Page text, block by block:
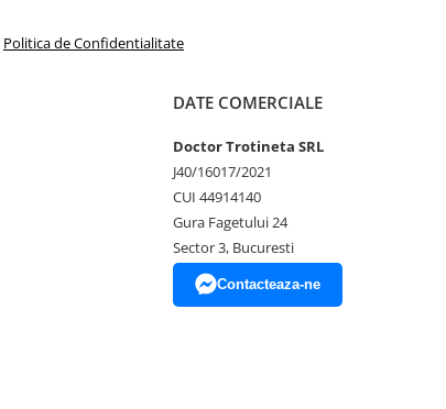
Politica de Confidentialitate
DATE COMERCIALE
Doctor Trotineta SRL
J40/16017/2021
CUI 44914140
Gura Fagetului 24
Sector 3, Bucuresti
Contacteaza-ne